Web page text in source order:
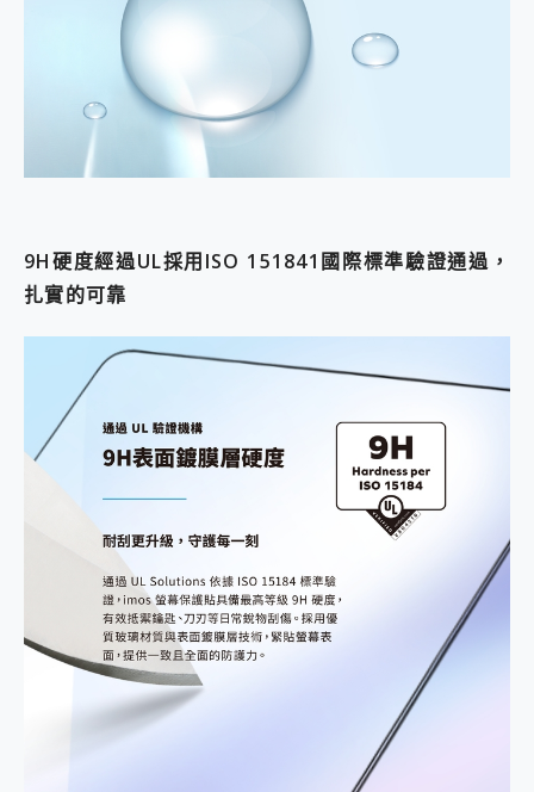
9H硬度經過UL採用ISO 151841國際標準驗證通過，
扎實的可靠